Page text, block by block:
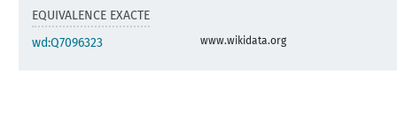
EQUIVALENCE EXACTE
wd:Q7096323
www.wikidata.org